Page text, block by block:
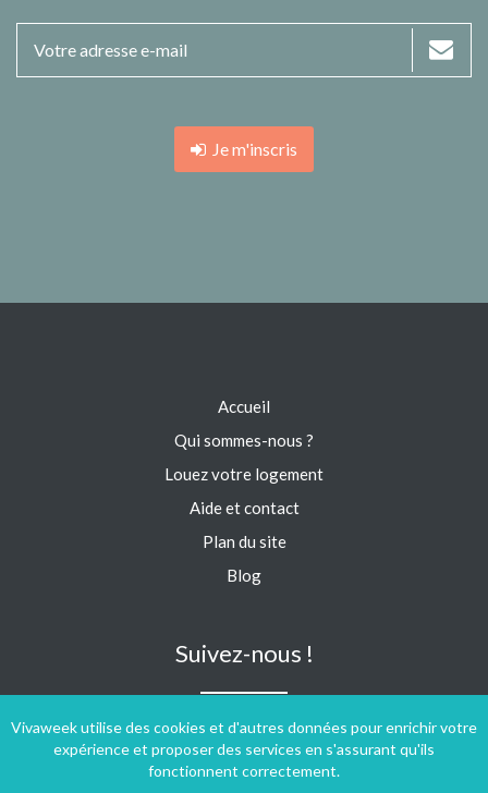
Je m'inscris
Vivaweek utilise des cookies et d'autres données pour enrichir votre
expérience et proposer des services en s'assurant qu'ils
fonctionnent correctement.
Accueil
Qui sommes-nous ?
Louez votre logement
Aide et contact
Plan du site
Blog
Suivez-nous !